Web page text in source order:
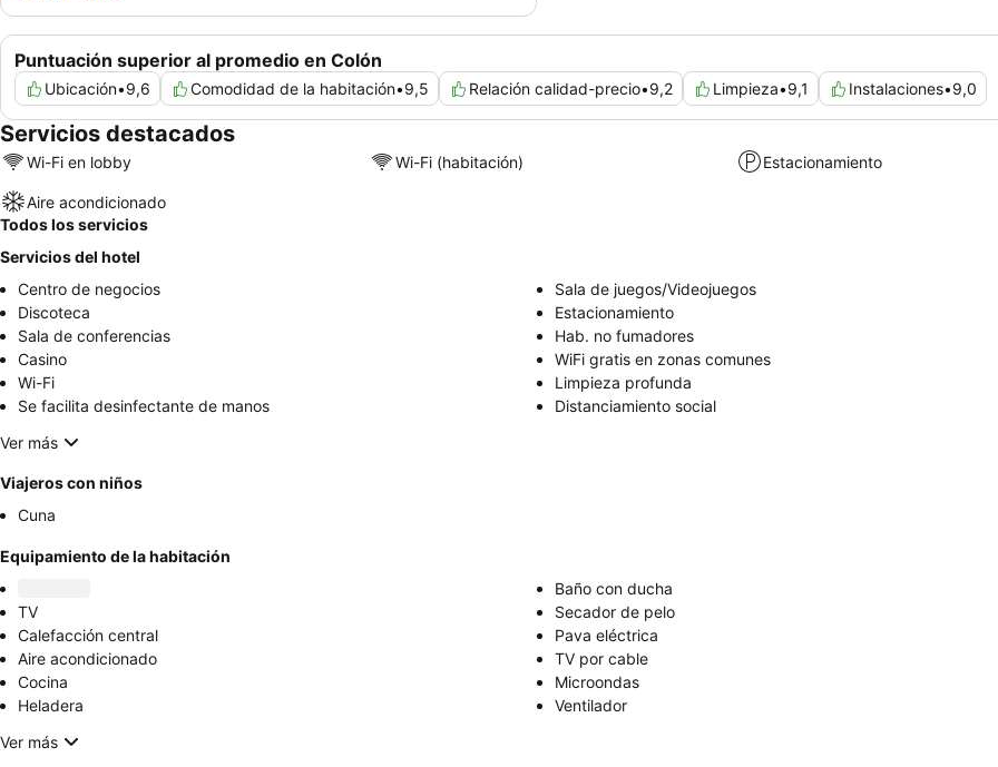
Puntuación superior al promedio en Colón
Ubicación•9,6 Comodidad de la habitación•9,5 Relación calidad-precio•9,2 Limpieza•9,1 Instalaciones•9,0
Servicios destacados
Wi-Fi en lobby Wi-Fi (habitación) Estacionamiento
Aire acondicionado
Todos los servicios
Servicios del hotel
Centro de negocios
Sala de juegos/Videojuegos
Discoteca
Estacionamiento
Sala de conferencias
Hab. no fumadores
Casino
WiFi gratis en zonas comunes
Wi-Fi
Limpieza profunda
Se facilita desinfectante de manos
Distanciamiento social
Ver más
Viajeros con niños
Cuna
Equipamiento de la habitación
Baño con ducha
TV
Secador de pelo
Calefacción central
Pava eléctrica
Aire acondicionado
TV por cable
Cocina
Microondas
Heladera
Ventilador
Ver más